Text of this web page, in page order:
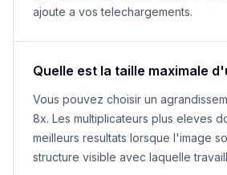
ajoute a vos telechargements.
Quelle est la taille maximale
Vous pouvez choisir un
8x. Les multiplicateurs plus eleves
meilleurs resultats lorsque l'image
structure visible avec laquelle